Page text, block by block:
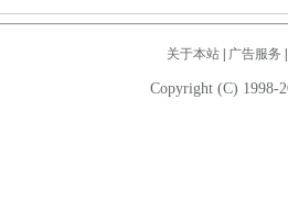
关于本站| 广告服务
Copyright (C) 1998-